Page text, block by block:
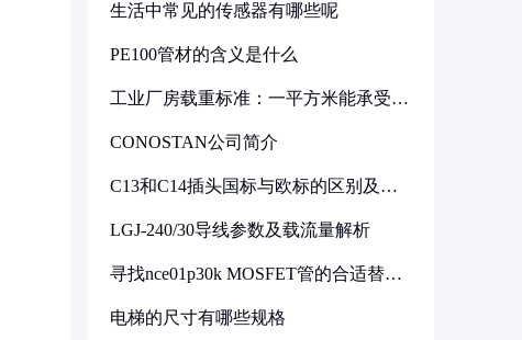
生活中常见的传感器有哪些呢
PE100管材的含义是什么
工业厂房载重标准：一平方米能承受多
CONOSTAN公司简介
C13和C14插头国标与欧标的区别及其
LGJ-240/30导线参数及载流量解析
寻找nce01p30k MOSFET管的合适替代
电梯的尺寸有哪些规格